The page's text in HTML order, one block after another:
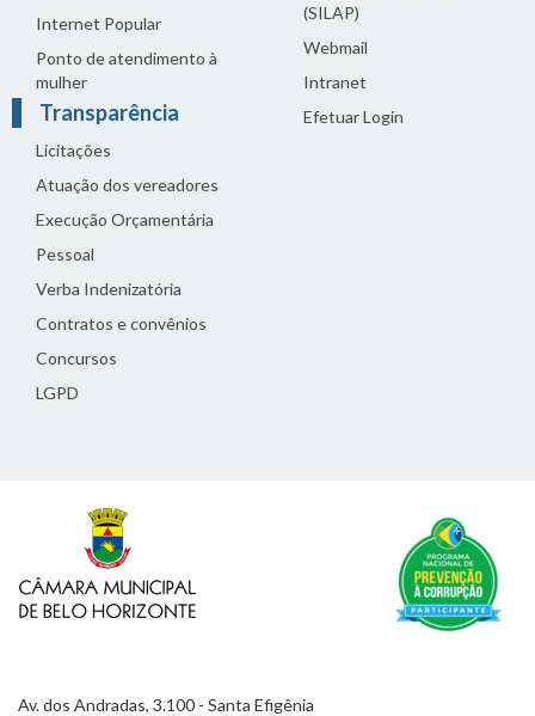
Internet Popular
Ponto de atendimento à
mulher
Transparência
Licitações
Atuação dos vereadores
Execução Orçamentária
Pessoal
Verba Indenizatória
Contratos e convênios
Concursos
LGPD
(SILAP)
Webmail
Intranet
Efetuar Login
Av. dos Andradas, 3.100 - Santa Efigênia